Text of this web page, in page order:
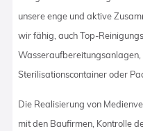
unsere enge und aktive
wir fähig, auch Top-
Wasseraufbereitungsanlagen,
Sterilisationscontainer oder
Die Realisierung von
mit den Baufirmen, Kontrolle